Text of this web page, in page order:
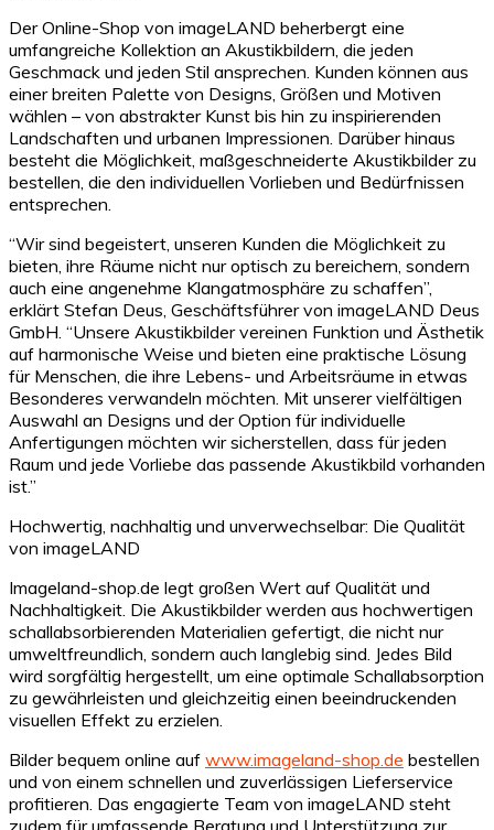
Der Online-Shop von imageLAND beherbergt eine
umfangreiche Kollektion an Akustikbildern, die jeden
Geschmack und jeden Stil ansprechen. Kunden können aus
einer breiten Palette von Designs, Größen und Motiven
wählen – von abstrakter Kunst bis hin zu inspirierenden
Landschaften und urbanen Impressionen. Darüber hinaus
besteht die Möglichkeit, maßgeschneiderte Akustikbilder zu
bestellen, die den individuellen Vorlieben und Bedürfnissen
entsprechen.
“Wir sind begeistert, unseren Kunden die Möglichkeit zu
bieten, ihre Räume nicht nur optisch zu bereichern, sondern
auch eine angenehme Klangatmosphäre zu schaffen”,
erklärt Stefan Deus, Geschäftsführer von imageLAND Deus
GmbH. “Unsere Akustikbilder vereinen Funktion und Ästhetik
auf harmonische Weise und bieten eine praktische Lösung
für Menschen, die ihre Lebens- und Arbeitsräume in etwas
Besonderes verwandeln möchten. Mit unserer vielfältigen
Auswahl an Designs und der Option für individuelle
Anfertigungen möchten wir sicherstellen, dass für jeden
Raum und jede Vorliebe das passende Akustikbild vorhanden
ist.”
Hochwertig, nachhaltig und unverwechselbar: Die Qualität
von imageLAND
Imageland-shop.de legt großen Wert auf Qualität und
Nachhaltigkeit. Die Akustikbilder werden aus hochwertigen
schallabsorbierenden Materialien gefertigt, die nicht nur
umweltfreundlich, sondern auch langlebig sind. Jedes Bild
wird sorgfältig hergestellt, um eine optimale Schallabsorption
zu gewährleisten und gleichzeitig einen beeindruckenden
visuellen Effekt zu erzielen.
Bilder bequem online auf www.imageland-shop.de bestellen
und von einem schnellen und zuverlässigen Lieferservice
profitieren. Das engagierte Team von imageLAND steht
zudem für umfassende Beratung und Unterstützung zur